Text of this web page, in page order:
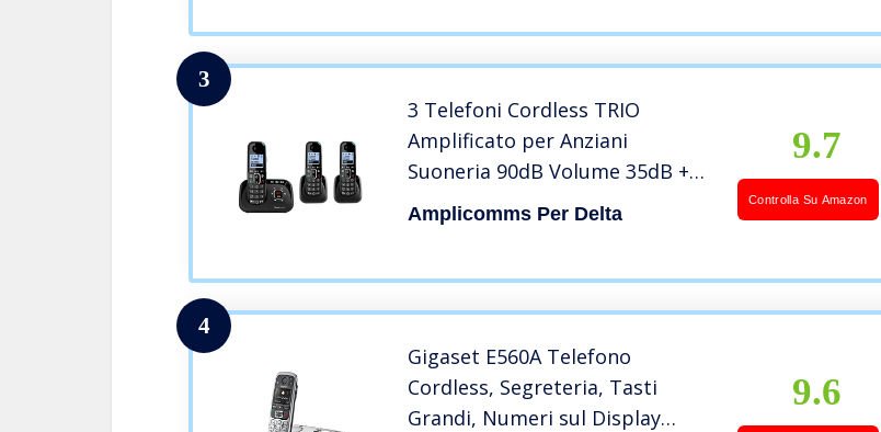
3
3 Telefoni Cordless TRIO
Amplificato per Anziani
Suoneria 90dB Volume 35dB +
Segreteria Telefonica + Call
Blocker per blocco chiamate
Amplicomms Per Delta
9.7
Controlla Su Amazon
4
Gigaset E560A Telefono
Cordless, Segreteria, Tasti
Grandi, Numeri sul Display
9.6